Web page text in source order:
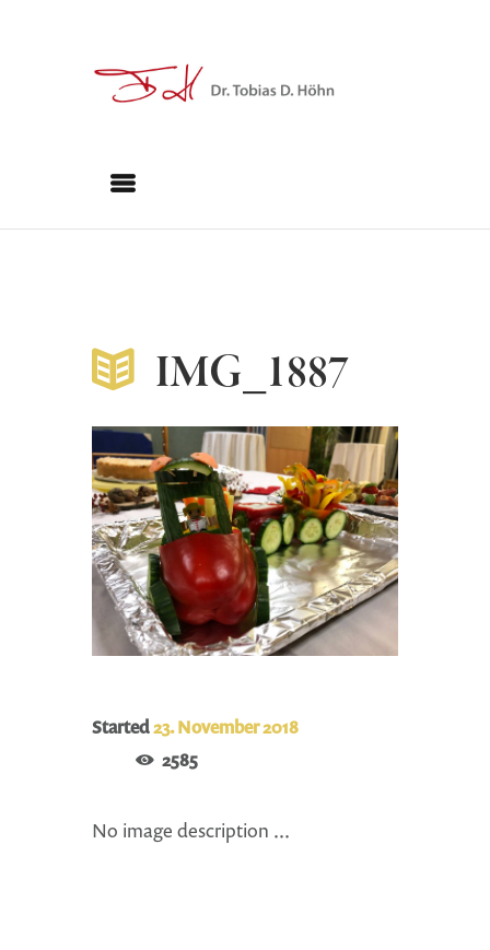
IMG_1887
Started23. November 2018
2585
No image description ...